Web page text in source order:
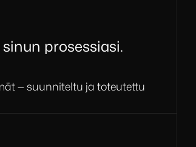
prosessiasi.
— suunniteltu ja toteutettu